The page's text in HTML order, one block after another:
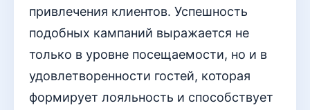
привлечения клиентов. Успешность
подобных кампаний выражается не
только в уровне посещаемости, но и в
удовлетворенности гостей, которая
формирует лояльность и способствует